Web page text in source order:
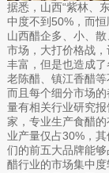
据悉，山西“紫林、
中度不到50%，而恒
山西醋企多、小、
市场，大打价格战
丰富，但是也造成
老陈醋、镇江香醋
而且每个细分市场
量有相关行业研究
家，专业生产食醋
业产量仅占30%，
们的前五大品牌能
醋行业的市场集中